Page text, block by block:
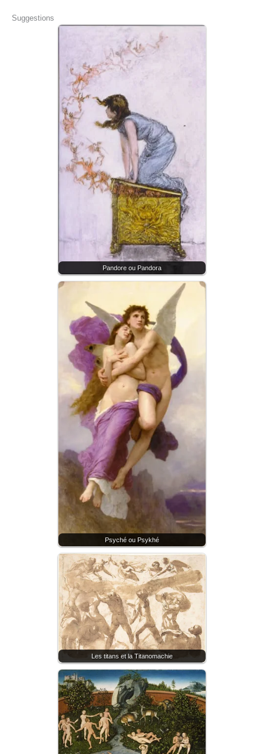
Suggestions
Pandore ou Pandora
Psyché ou Psykhé
Les titans et la Titanomachie